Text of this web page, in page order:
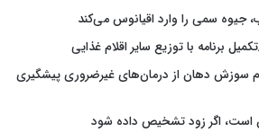
سمی را وارد اقیانوس می‌کند
برنامه با توزیع سایر اقلام غذایی
سوزش دهان از درمان‌های غیرضروری پیشگیری
است، اگر زود تشخیص داده شود